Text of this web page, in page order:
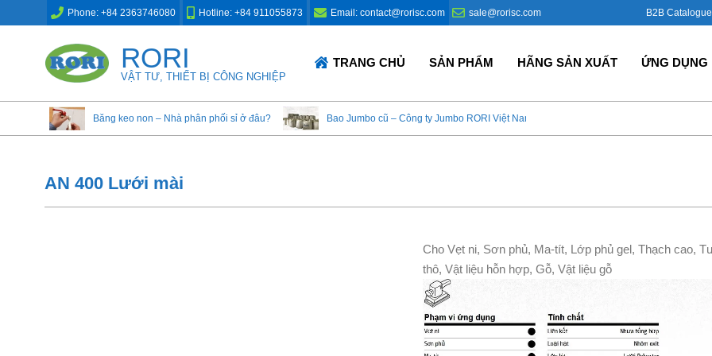
to
Phone: +84 2363746080 Hotline: +84 911055873 Email: contact@rorisc.com sale@rorisc.com B2B Catalogue
RORI
VẬT TƯ, THIẾT BỊ CÔNG NGHIỆP
Primary
TRANG CHỦ SẢN PHẨM HÃNG SẢN XUẤT ỨNG DỤNG
Băng keo non – Nhà phân phối sỉ ở đâu? Bao Jumbo cũ – Công ty Jumbo RORI Việt Nam? Bao Jumbo giá rẻ – Giải
AN 400 Lưới mài
Cho Vẹt ni, Sơn phủ, Ma-tít, Lớp phủ gel, Thạch cao,
thô, Vật liệu hỗn hợp, Gỗ, Vật liệu gỗ